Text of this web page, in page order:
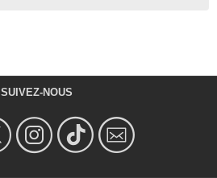
SUIVEZ-NOUS